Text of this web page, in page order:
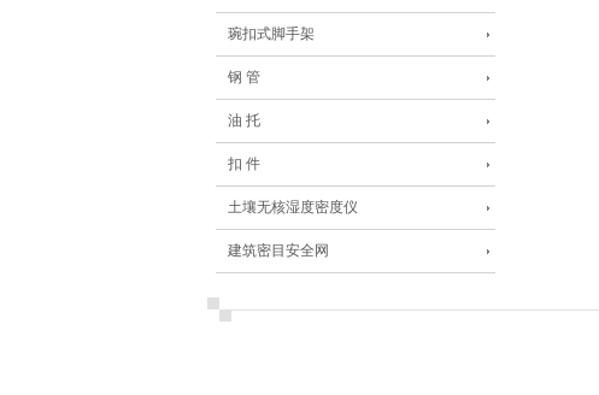
琬扣式脚手架
钢 管
油 托
扣 件
土壤无核湿度密度仪
建筑密目安全网